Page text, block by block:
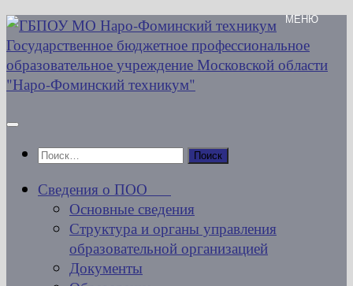
Перейти
к
содержимому
Найти:
Сведения о ПОО
Основные сведения
Структура и органы управления
образовательной организацией
Документы